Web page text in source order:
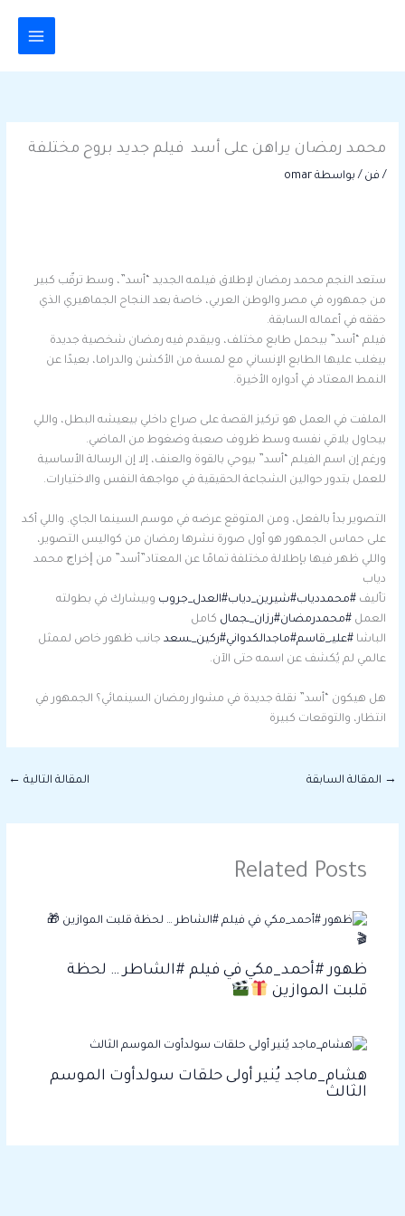
محمد رمضان يراهن على أسد فيلم جديد بروح مختلفة
/ فن / بواسطة omar
ستعد النجم محمد رمضان لإطلاق فيلمه الجديد “أسد”، وسط ترقّب كبير
من جمهوره في مصر والوطن العربي، خاصة بعد النجاح الجماهيري الذي
حققه في أعماله السابقة.
فيلم “أسد” بيحمل طابع مختلف، وبيقدم فيه رمضان شخصية جديدة
بيغلب عليها الطابع الإنساني مع لمسة من الأكشن والدراما، بعيدًا عن
النمط المعتاد في أدواره الأخيرة.
الملفت في العمل هو تركيز القصة على صراع داخلي بيعيشه البطل، واللي
بيحاول يلاقي نفسه وسط ظروف صعبة وضغوط من الماضي.
ورغم إن اسم الفيلم “أسد” بيوحي بالقوة والعنف، إلا إن الرسالة الأساسية
للعمل بتدور حوالين الشجاعة الحقيقية في مواجهة النفس والاختيارات.
التصوير بدأ بالفعل، ومن المتوقع عرضه في موسم السينما الجاي. واللي أكد
على حماس الجمهور هو أول صورة نشرها رمضان من كواليس التصوير،
واللي ظهر فيها بإطلالة مختلفة تمامًا عن المعتاد”أسد” من ﺇﺧﺮاﺝ محمد
دياب
ﺗﺄﻟﻴﻒ#محمددياب#شيرين_دياب#العدل_جروب وبيشارك في بطولته
العمل#محمدرمضان#رزان_ـجمال كامل
الباشا#عليـ_قاسم#ماجدالكدواني#ركين_ـسعد جانب ظهور خاص لممثل
عالمي لم يُكشف عن اسمه حتى الآن.
هل هيكون “أسد” نقلة جديدة في مشوار رمضان السينمائي؟ الجمهور في
انتظار، والتوقعات كبيرة
→ المقالة السابقة المقالة التالية ←
Related Posts
ظهور #أحمد_مكي في فيلم #الشاطر … لحظة
قلبت الموازين
هشام_ماجد يُنير أولى حلقات سولدأوت الموسم
الثالث